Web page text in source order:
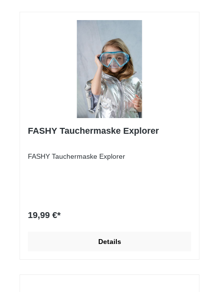
FASHY Tauchermaske Explorer
FASHY Tauchermaske Explorer
19,99 €*
Details